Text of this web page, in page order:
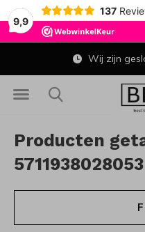
9,9
137
Wij zijn
Producten
5711938028053